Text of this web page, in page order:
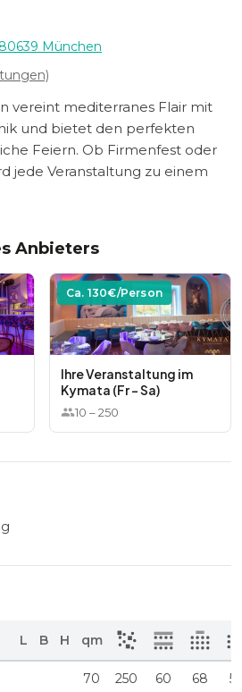
80639 München
vereint mediterranes Flair mit
und bietet den perfekten
Feiern. Ob Firmenfest oder
jede Veranstaltung zu einem
Anbieters
Ca. 130€/Person
Ihre Veranstaltung im
Kymata (Fr - Sa)
10 –250
L B H qm
70 250 60 68 52